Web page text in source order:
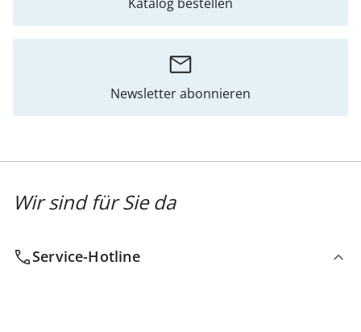
Newsletter abonnieren
Wir sind für Sie da
Service-Hotline